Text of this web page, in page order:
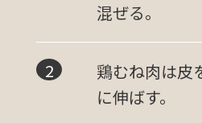
混ぜる。
鶏むね肉は皮
に伸ばす。